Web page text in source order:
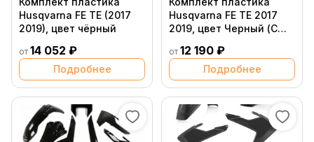
Husqvarna FE TE (2017
2019), цвет чёрный
от 14 052 ₽
Подробнее
Husqvarna FE TE 2017
2019, цвет Черный (С
от 12 190 ₽
Подробнее